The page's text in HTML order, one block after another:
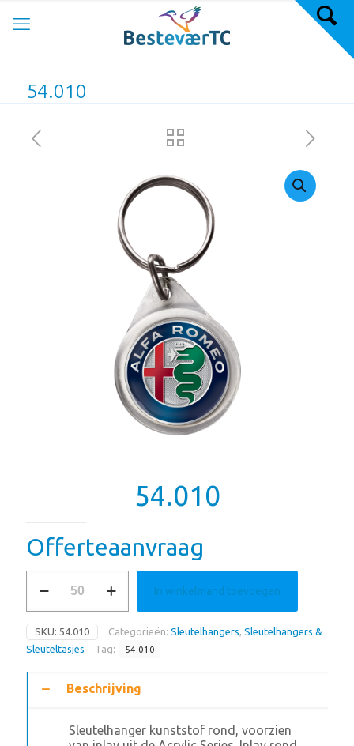
54.010
54.010
Offerteaanvraag
aantal
In winkelmand toevoegen
SKU: 54.010 Categorieën: Sleutelhangers, Sleutelhangers &
Sleuteltasjes
Tag: 54.010
Beschrijving
Sleutelhanger kunststof rond, voorzien